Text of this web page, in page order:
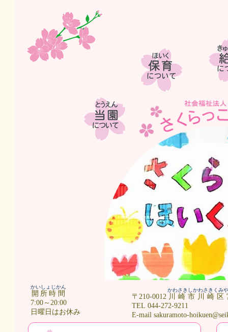
開所時間
かいしょじかん
7:00～20:00
日曜日はお休み
〒210-0012 川崎市川崎区
かわさきしかわさきくみ
TEL 044-272-9211
E-mail sakuramoto-